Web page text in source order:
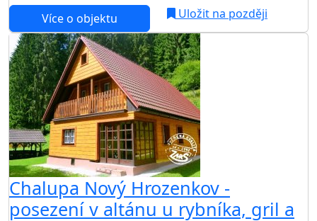
Více o objektu
Uložit na později
Chalupa Nový Hrozenkov -
posezení v altánu u rybníka, gril a